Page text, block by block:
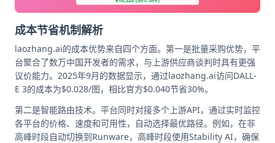
成本节省机制解析
laozhang.ai的成本优势来自四个方面。第一是批量采购优势，平
台聚合了数万中国开发者的需求，与上游供应商谈判时具有更强
议价能力。2025年9月的数据显示，通过laozhang.ai访问DALL-
E 3的成本为$0.028/图，相比官方$0.040节省30%。
第二是智能路由技术。平台同时对接多个上游API，通过实时监控
各平台的价格、速度和可用性，自动选择最优路径。例如，在非
高峰时段自动切换到Runware，高峰时段使用Stability AI，确保